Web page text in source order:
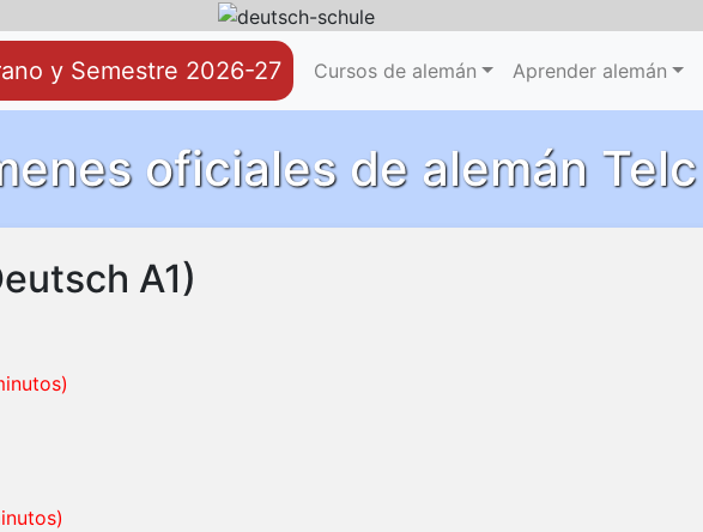
y Semestre 2026-27
Reservar Videoconferencia Cursos de alemán Aprender alemán
oficiales de alemán Telc
A1)